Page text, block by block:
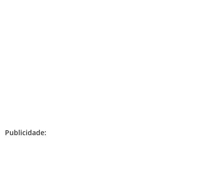
Publicidade: